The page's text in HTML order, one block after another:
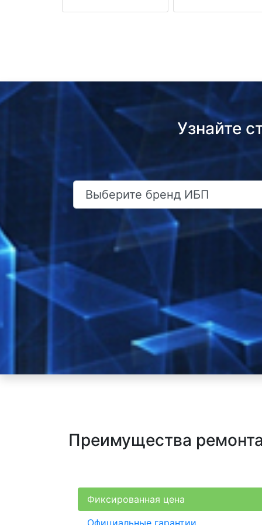
Узнайте
Преимущества
Фиксированная цена